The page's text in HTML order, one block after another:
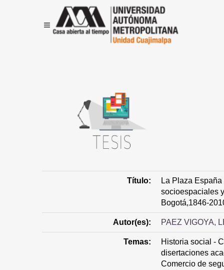
Título:
La Plaza
socioespaciales
Bogotá,1846-
Autor(es): PAEZ VIGOYA,
Temas:
Historia social -
disertaciones
Comercio de